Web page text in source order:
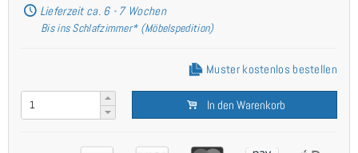
Lieferzeit ca. 6 - 7 Wochen
Bis ins Schlafzimmer* (Möbelspedition)
Muster kostenlos bestellen
In den Warenkorb